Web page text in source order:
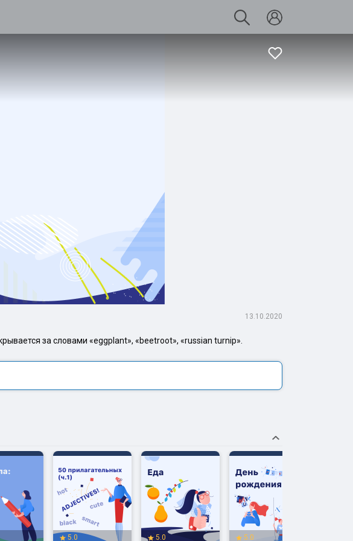
13.10.2020
за словами «eggplant», «beetroot», «russian turnip».
5.0 5.0 5.0